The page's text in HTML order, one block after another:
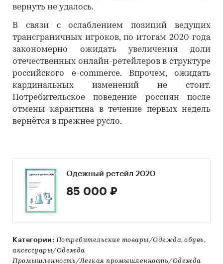
вернуть не удалось.
В связи с ослаблением позиций ведущих
трансграничных игроков, по итогам 2020 года
закономерно ожидать увеличения доли
отечественных онлайн-ретейлеров в структуре
российского e-commerce. Впрочем, ожидать
кардинальных изменений не стоит.
Потребительское поведение россиян после
отмены карантина в течение первых недель
вернётся в прежнее русло.
Одежный ретейл 2020
85 000 ₽
Категории: Потребительские товары/Одежда, обувь,
аксессуары/Одежда
Промышленность/Легкая промышленность/Одежда